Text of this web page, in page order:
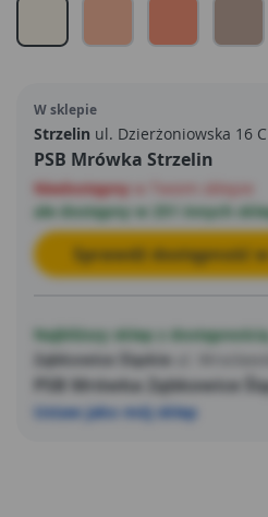
W sklepie
Strzelin ul. Dzierżoniowska 16 C
PSB Mrówka Strzelin
Niedostępny
ale dostępny w 251 innych
Sprawdź dostępność
Najbliższy sklep z dostępnością
Ząbkowice Śląskie
PSB Mrówka Ząbkowice
Ustaw jako mój sklep